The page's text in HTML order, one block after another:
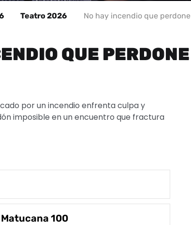
Teatro 2026 No hay incendio que perdone
QUE PERDONE
por un incendio enfrenta culpa y
imposible en un encuentro que fractura
100